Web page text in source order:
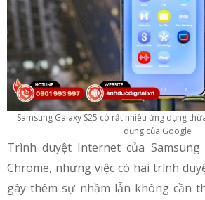
Samsung Galaxy S25 có rất nhiều ứng dụng
dụng của Google
Trình duyệt Internet của
Chrome, nhưng việc có hai trình
gây thêm sự nhầm lẫn không cần